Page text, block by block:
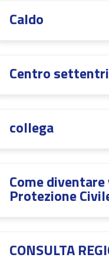
Caldo
Centro
collega
Come
Protezione
CONSULTA